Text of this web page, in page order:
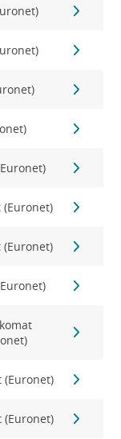
(Euronet)
(Euronet)
(Euronet)
(Euronet)